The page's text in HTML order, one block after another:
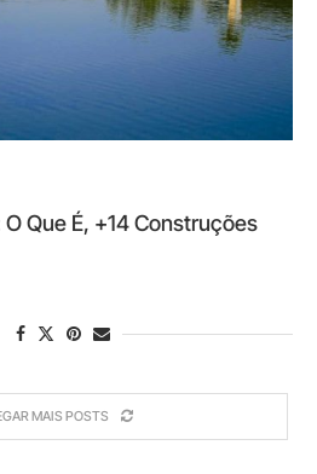
Que É, +14 Construções
MAIS POSTS